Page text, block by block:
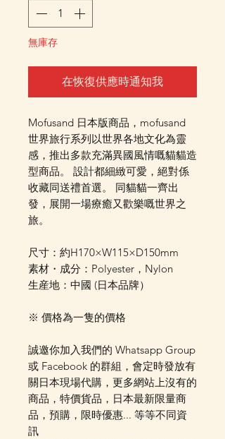
無庫存
在恢復供應時通知我
Mofusand 日本版商品，mofusand
世界旅行系列以世界各地文化為靈
感，推出多款充滿異國風情嘅貓貓造
型商品。 設計都細緻可愛，絕對係
收藏同送禮首選。 同貓貓一齊出
發，展開一場療癒又歡樂嘅世界之
旅。
尺寸：約H170×W115×D150mm
素材・成分：Polyester，Nylon
生産地：中國 (日本品牌）
※ 價格為一隻的價格
誠邀你加入我們的 Whatsapp Group
或 Facebook 的群組，會定時發放有
關日本現場代購，更多網站上沒有的
商品，特價貨品，日本最新限量商
品，預購，限時優惠... 等等不同資
訊